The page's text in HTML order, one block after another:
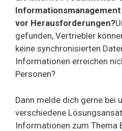
vor Herausforderungen?
gefunden, Vertriebler
keine synchronisierten
Informationen erreichen
Personen?
Dann melde dich gerne bei
verschiedene
Informationen zum Thema